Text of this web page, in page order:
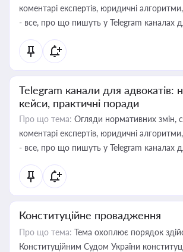
коментарі експертів, юридичні
- все, про що пишуть у Telegram каналах
Telegram канали для адвокатів:
кейси, практичні поради
Про що тема: Огляди нормативних змін,
коментарі експертів, юридичні
- все, про що пишуть у Telegram каналах
Конституційне провадження
Про що тема: Тема охоплює порядок
Конституційним Судом України